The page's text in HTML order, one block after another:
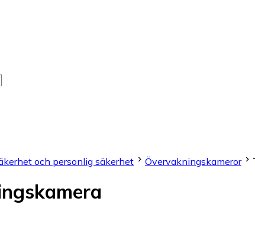
och personlig säkerhet Övervakningskameror